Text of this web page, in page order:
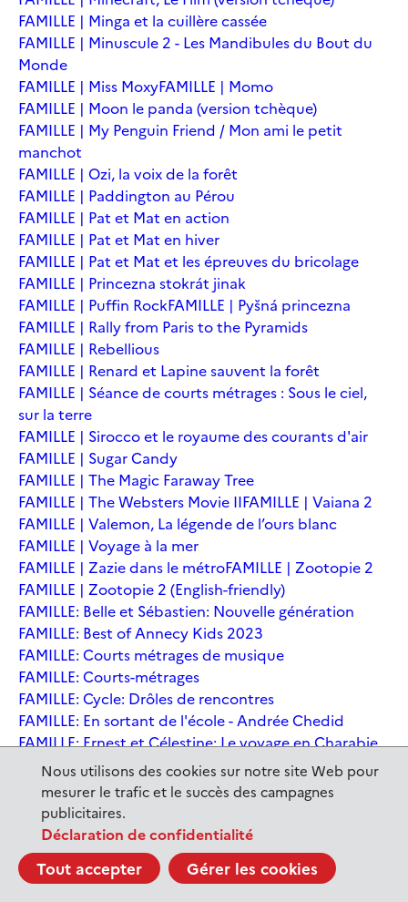
Nous utilisons des cookies sur notre site Web pour
mesurer le trafic et le succès des campagnes
publicitaires.
Déclaration de confidentialité
Tout accepter Gérer les cookies
FAMILLE | Minga et la cuillère cassée
FAMILLE | Minuscule 2 - Les Mandibules du Bout du
Monde
FAMILLE | Miss MoxyFAMILLE | Momo
FAMILLE | Moon le panda (version tchèque)
FAMILLE | My Penguin Friend / Mon ami le petit
manchot
FAMILLE | Ozi, la voix de la forêt
FAMILLE | Paddington au Pérou
FAMILLE | Pat et Mat en action
FAMILLE | Pat et Mat en hiver
FAMILLE | Pat et Mat et les épreuves du bricolage
FAMILLE | Princezna stokrát jinak
FAMILLE | Puffin RockFAMILLE | Pyšná princezna
FAMILLE | Rally from Paris to the Pyramids
FAMILLE | Rebellious
FAMILLE | Renard et Lapine sauvent la forêt
FAMILLE | Séance de courts métrages : Sous le ciel,
sur la terre
FAMILLE | Sirocco et le royaume des courants d'air
FAMILLE | Sugar Candy
FAMILLE | The Magic Faraway Tree
FAMILLE | The Websters Movie IIFAMILLE | Vaiana 2
FAMILLE | Valemon, La légende de l’ours blanc
FAMILLE | Voyage à la mer
FAMILLE | Zazie dans le métroFAMILLE | Zootopie 2
FAMILLE | Zootopie 2 (English-friendly)
FAMILLE: Belle et Sébastien: Nouvelle génération
FAMILLE: Best of Annecy Kids 2023
FAMILLE: Courts métrages de musique
FAMILLE: Courts-métrages
FAMILLE: Cycle: Drôles de rencontres
FAMILLE: En sortant de l'école - Andrée Chedid
FAMILLE: Ernest et Célestine: Le voyage en Charabie
FAMILLE: Festival International du court métrage
Clermont-Ferrand
FAMILLE: Kina et Yuk, renards de la banquise
FAMILLE: La Pat' Patrouille : La Super Patrouille, le film
FAMILLE: Le dernier jaguarFAMILLE: Le Dirigeable volé
FAMILLE: Le Nid du TigreFAMILLE: Le Tableau